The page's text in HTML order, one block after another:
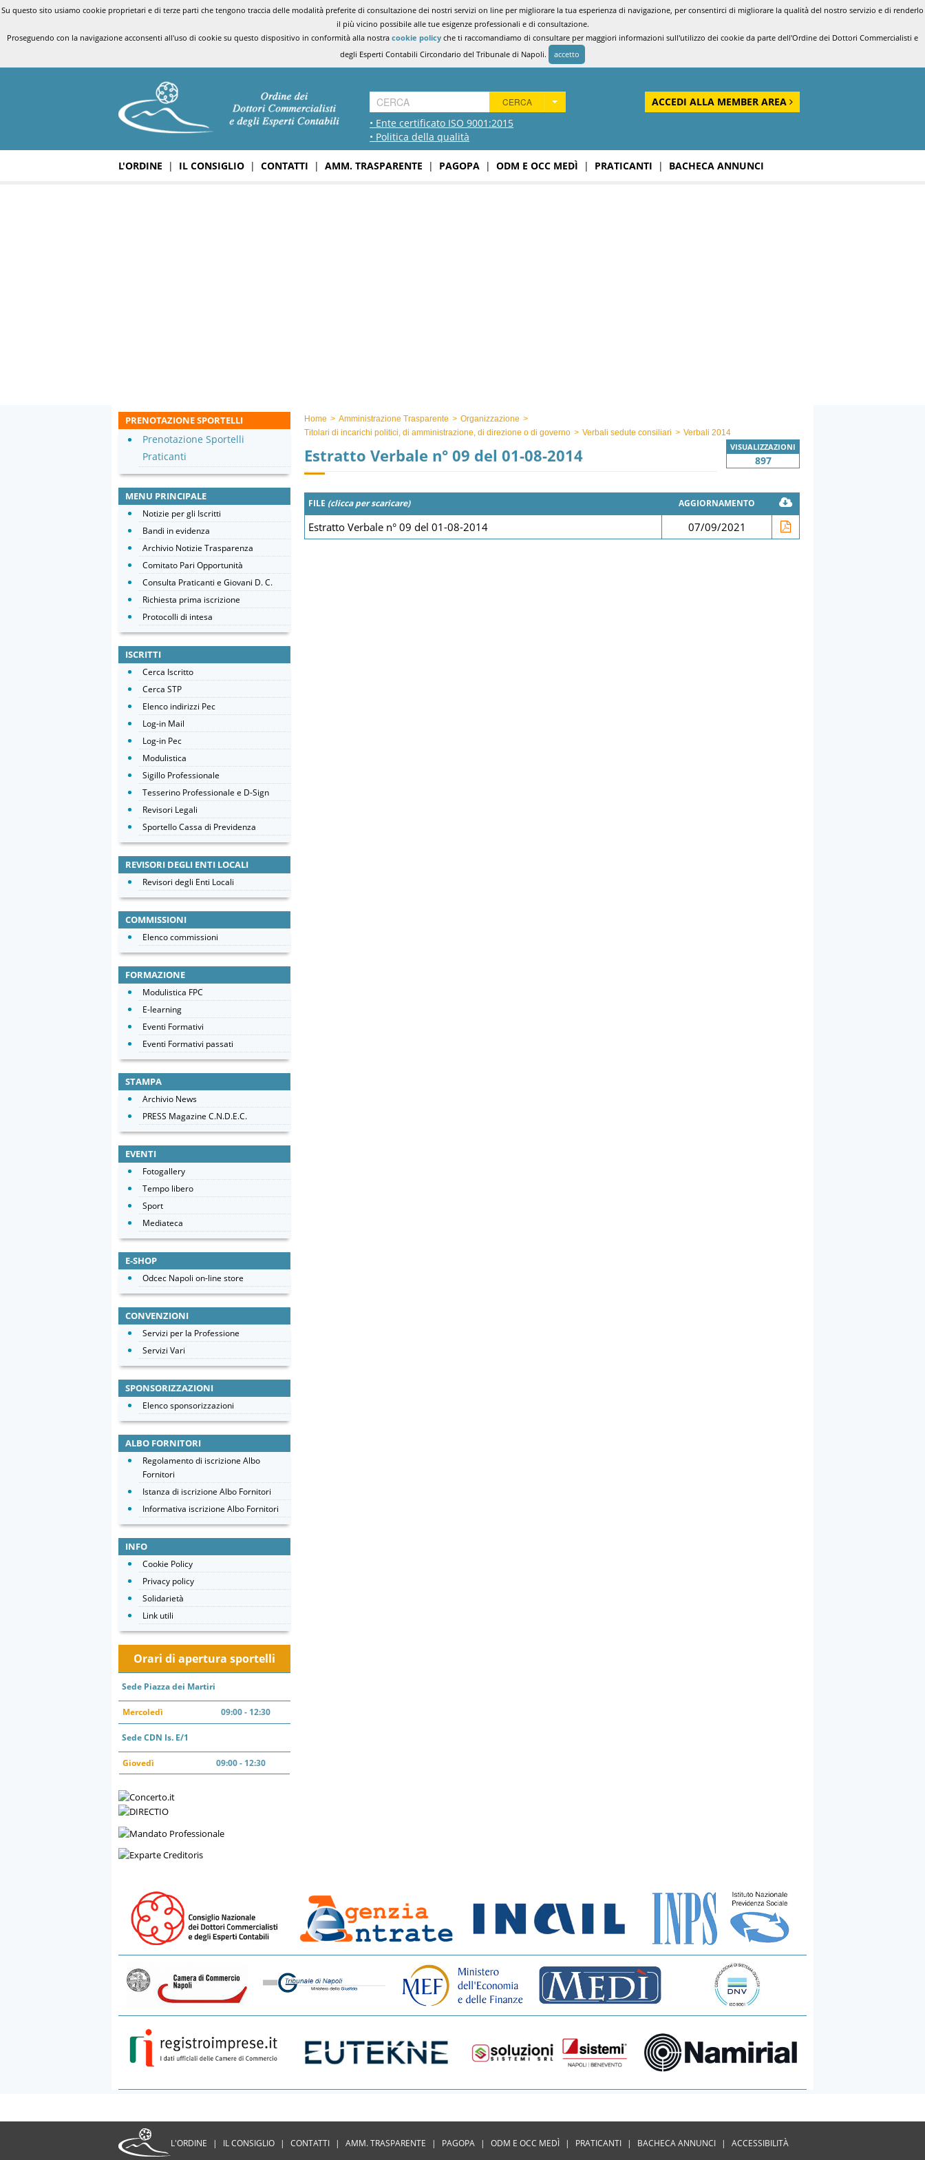
Su questo sito usiamo cookie proprietari e di terze parti che tengono traccia delle modalità preferite di consultazione dei nostri servizi on line per migliorare la tua esperienza di navigazione, per consentirci di migliorare la qualità del nostro servizio e di renderlo
il più vicino possibile alle tue esigenze professionali e di consultazione.
Proseguendo con la navigazione acconsenti all'uso di cookie su questo dispositivo in conformità alla nostra cookie policy che ti raccomandiamo di consultare per maggiori informazioni sull'utilizzo dei cookie da parte dell'Ordine dei Dottori Commercialisti e
degli Esperti Contabili Circondario del Tribunale di Napoli.
accetto
• Ente certificato ISO 9001:2015
• Politica della qualità
CERCA ACCEDI ALLA MEMBER AREA
L'ORDINE | IL CONSIGLIO | CONTATTI | AMM. TRASPARENTE | PAGOPA | ODM E OCC MEDÌ | PRATICANTI | BACHECA ANNUNCI
Home > Amministrazione Trasparente > Organizzazione >
Titolari di incarichi politici, di amministrazione, di direzione o di governo > Verbali sedute consiliari > Verbali 2014
Estratto Verbale n° 09 del 01-08-2014 VISUALIZZAZIONI
897
FILE (clicca per scaricare) AGGIORNAMENTO
Estratto Verbale n° 09 del 01-08-2014 07/09/2021
PRENOTAZIONE SPORTELLI
Prenotazione Sportelli
Praticanti
MENU PRINCIPALE
Notizie per gli Iscritti
Bandi in evidenza
Archivio Notizie Trasparenza
Comitato Pari Opportunità
Consulta Praticanti e Giovani D. C.
Richiesta prima iscrizione
Protocolli di intesa
ISCRITTI
Cerca Iscritto
Cerca STP
Elenco indirizzi Pec
Log-in Mail
Log-in Pec
Modulistica
Sigillo Professionale
Tesserino Professionale e D-Sign
Revisori Legali
Sportello Cassa di Previdenza
REVISORI DEGLI ENTI LOCALI
Revisori degli Enti Locali
COMMISSIONI
Elenco commissioni
FORMAZIONE
Modulistica FPC
E-learning
Eventi Formativi
Eventi Formativi passati
STAMPA
Archivio News
PRESS Magazine C.N.D.E.C.
EVENTI
Fotogallery
Tempo libero
Sport
Mediateca
E-SHOP
Odcec Napoli on-line store
CONVENZIONI
Servizi per la Professione
Servizi Vari
SPONSORIZZAZIONI
Elenco sponsorizzazioni
ALBO FORNITORI
Regolamento di iscrizione Albo
Fornitori
Istanza di iscrizione Albo Fornitori
Informativa iscrizione Albo Fornitori
INFO
Cookie Policy
Privacy policy
Solidarietà
Link utili
Orari di apertura sportelli
Sede Piazza dei Martiri
Mercoledì 09:00 - 12:30
Sede CDN Is. E/1
Giovedì 09:00 - 12:30
L'ORDINE | IL CONSIGLIO | CONTATTI | AMM. TRASPARENTE | PAGOPA | ODM E OCC MEDÌ | PRATICANTI | BACHECA ANNUNCI | ACCESSIBILITÀ